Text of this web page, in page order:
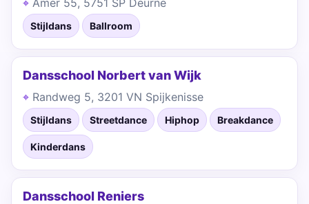
Amer 55, 5751 SP Deurne
Stijldans Ballroom
Dansschool Norbert van Wijk
Randweg 5, 3201 VN Spijkenisse
Stijldans Streetdance Hiphop Breakdance
Kinderdans
Dansschool Reniers